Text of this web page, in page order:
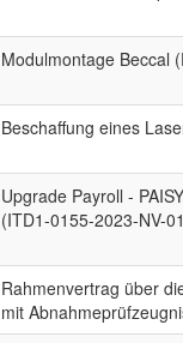
Modulmontage Beccal
Beschaffung eines
Upgrade Payroll -
(ITD1-0155-2023-NV-
Rahmenvertrag über
mit